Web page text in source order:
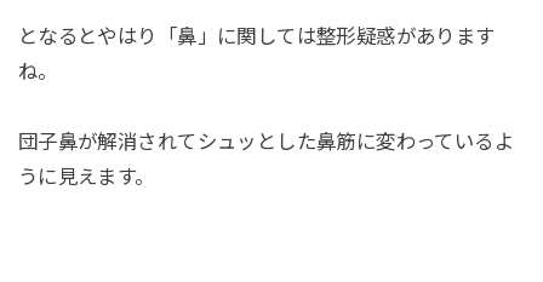
となるとやはり「鼻」に関しては整形疑惑があります
ね。
団子鼻が解消されてシュッとした鼻筋に変わっているよ
うに見えます。